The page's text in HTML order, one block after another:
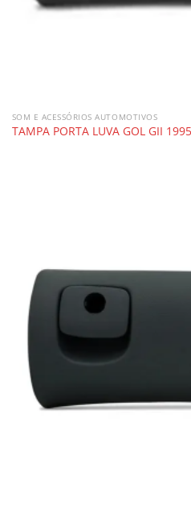
SOM E ACESSÓRIOS AUTOMOTIVOS
TAMPA PORTA LUVA GOL GII